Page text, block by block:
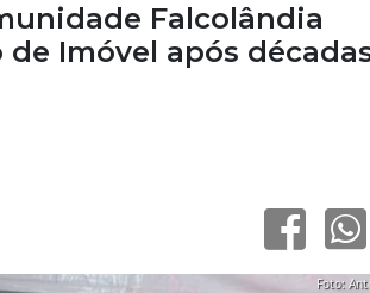
Falcolândia
Imóvel após
Foto: